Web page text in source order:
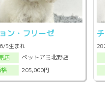
ン・フリーゼ
5生まれ
店
ペットアミ北野店
205,000円